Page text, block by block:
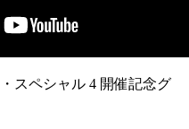
スペシャル 4 開催記念グ